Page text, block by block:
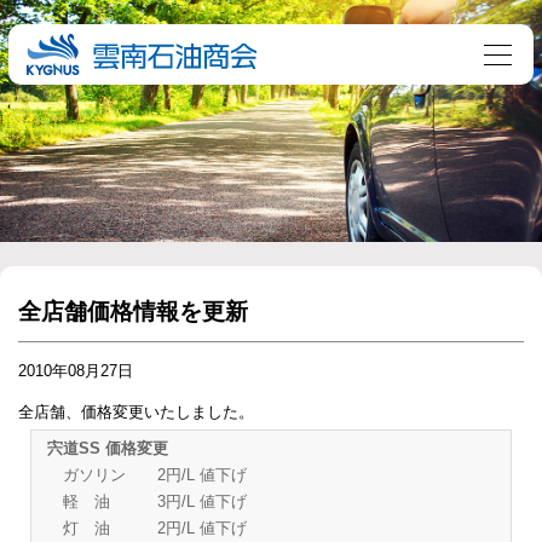
全店舗価格情報を更新
2010年08月27日
全店舗、価格変更いたしました。
宍道SS 価格変更
ガソリン 2円/L 値下げ
軽 油 3円/L 値下げ
灯 油 2円/L 値下げ